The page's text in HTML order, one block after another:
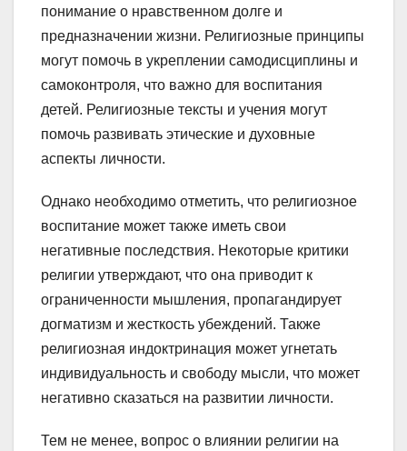
понимание о нравственном долге и
предназначении жизни. Религиозные принципы
могут помочь в укреплении самодисциплины и
самоконтроля, что важно для воспитания
детей. Религиозные тексты и учения могут
помочь развивать этические и духовные
аспекты личности.
Однако необходимо отметить, что религиозное
воспитание может также иметь свои
негативные последствия. Некоторые критики
религии утверждают, что она приводит к
ограниченности мышления, пропагандирует
догматизм и жесткость убеждений. Также
религиозная индоктринация может угнетать
индивидуальность и свободу мысли, что может
негативно сказаться на развитии личности.
Тем не менее, вопрос о влиянии религии на